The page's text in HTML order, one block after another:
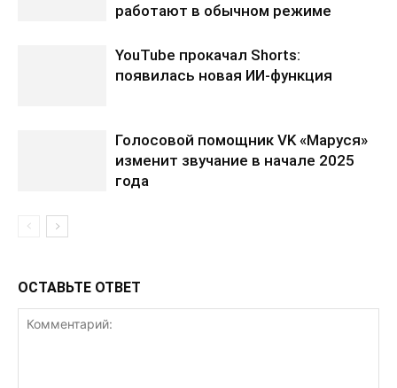
работают в обычном режиме
YouTube прокачал Shorts:
появилась новая ИИ-функция
Голосовой помощник VK «Маруся»
изменит звучание в начале 2025
года
ОСТАВЬТЕ ОТВЕТ